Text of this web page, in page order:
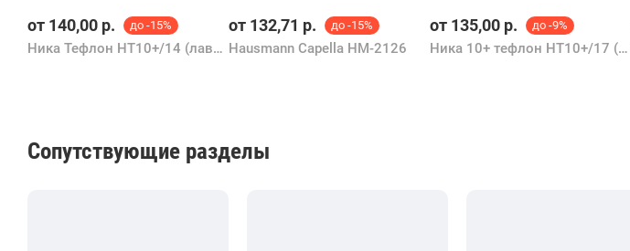
от 140,00 р. до -15%
Ника Тефлон НТ10+/14 (лавандовый)
от 132,71 р. до -15%
Hausmann Capella HM-2126
от 135,00 р. до -9%
Ника 10+ тефлон НТ10+/17 (с ракушками оливковый)
Сопутствующие разделы